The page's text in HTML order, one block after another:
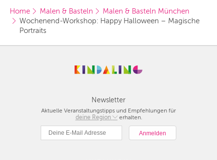
Home Malen & Basteln
Malen & Basteln München
Wochenend-Workshop: Happy Halloween – Magische
Portraits
Newsletter
Aktuelle Veranstaltungstipps und Empfehlungen für
deine Region
Berlin
München
Hamburg
erhalten.